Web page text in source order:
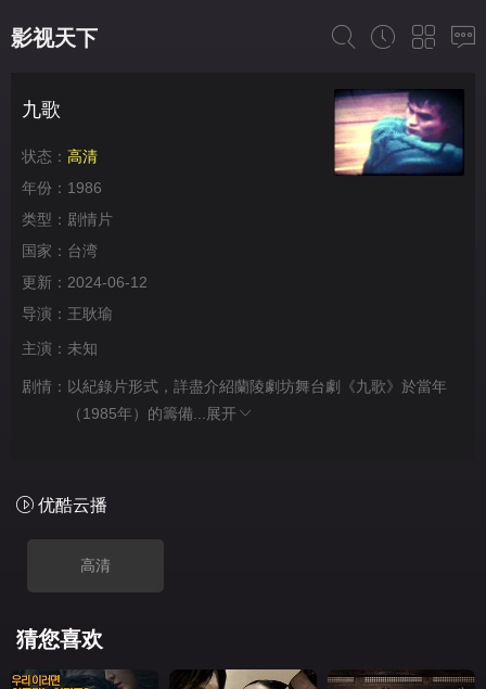
影视天下
九歌
状态： 高清
年份： 1986
类型： 剧情片
国家： 台湾
更新： 2024-06-12
导演： 王耿瑜
主演： 未知
剧情： 以紀錄片形式，詳盡介紹蘭陵劇坊舞台劇《九歌》於當年
（1985年）的籌備...
展开
优酷云播
高清
猜您喜欢